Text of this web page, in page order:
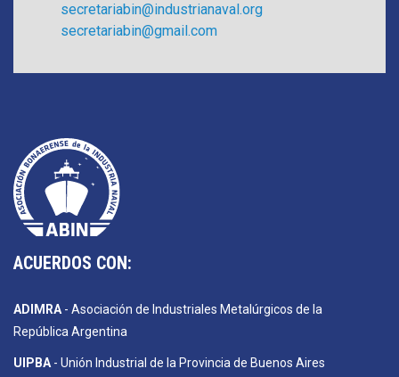
secretariabin@industrianaval.org
secretariabin@gmail.com
ACUERDOS CON:
ADIMRA - Asociación de Industriales Metalúrgicos de la
República Argentina
UIPBA - Unión Industrial de la Provincia de Buenos Aires